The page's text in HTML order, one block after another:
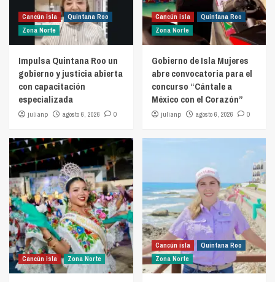
Cancún isla
Quintana Roo
Zona Norte
Impulsa Quintana Roo un
gobierno y justicia abierta
con capacitación
especializada
julianp agosto 6, 2026 0
Cancún isla
Quintana Roo
Zona Norte
Gobierno de Isla Mujeres
abre convocatoria para el
concurso “Cántale a
México con el Corazón”
julianp agosto 6, 2026 0
Cancún isla Zona Norte
Cancún isla
Quintana Roo
Zona Norte